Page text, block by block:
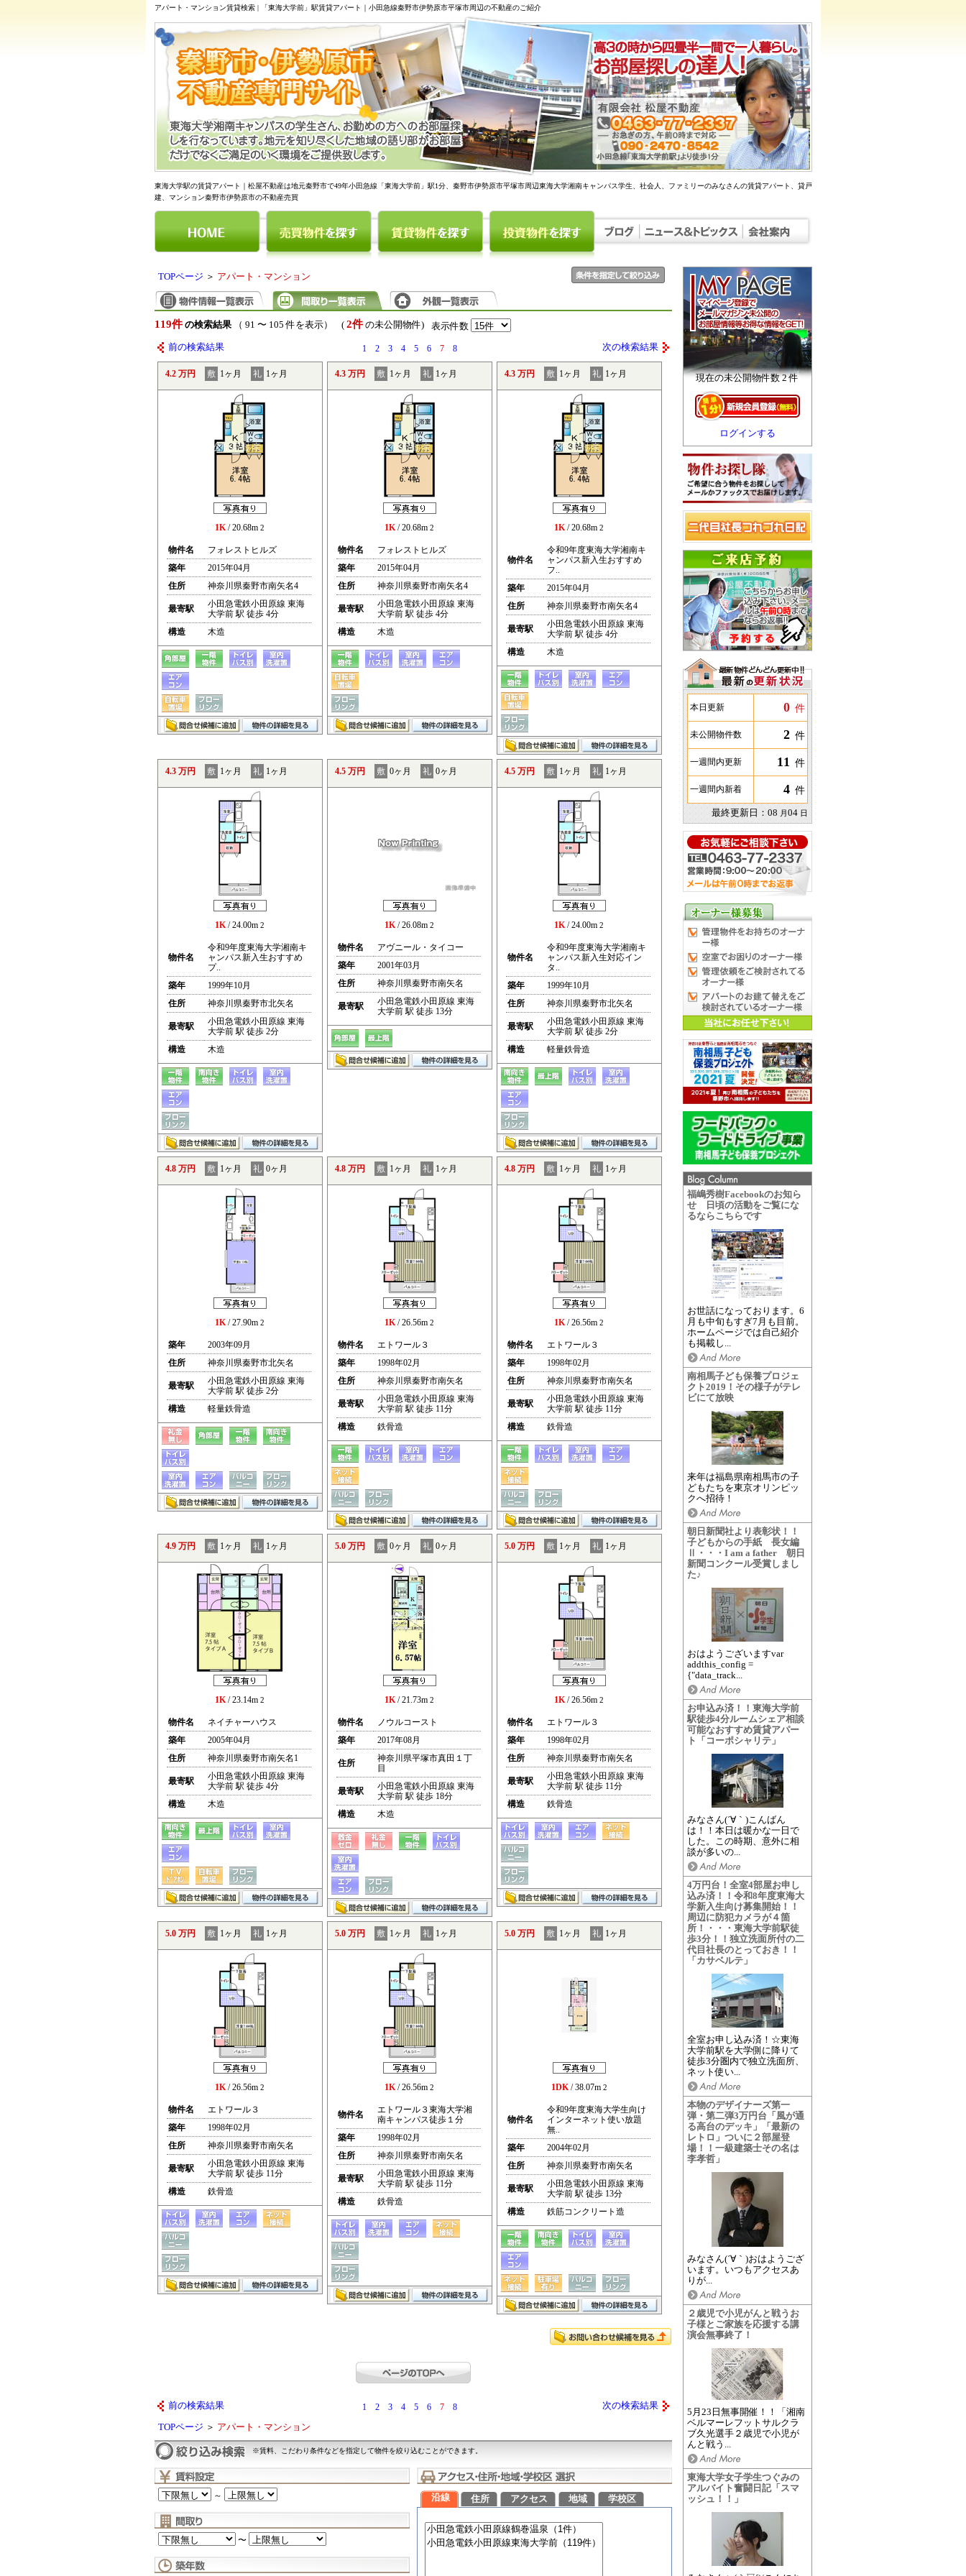
アパート・マンション賃貸検索 | 「東海大学前」駅賃貸アパート｜小田急線秦野市伊勢原市平塚市周辺の不動産のご紹介
東海大学駅の賃貸アパート｜松屋不動産は地元秦野市で49年小田急線「東海大学前」駅1分、秦野市伊勢原市平塚市周辺東海大学湘南キャンパス学生、社会人、ファミリーのみなさんの賃貸アパート、貸戸
建、マンション秦野市伊勢原市の不動産売買
現在の未公開物件数 2 件
ログインする
本日更新 0 件
未公開物件数 2 件
一週間内更新 11 件
一週間内新着 4 件
最終更新日：08 月04 日
福嶋秀樹Facebookのお知ら
せ 日頃の活動をご覧にな
るならこちらです
お世話になっております。6
月も中旬もすぎ7月も目前。
ホームページでは自己紹介
も掲載し...
南相馬子ども保養プロジェ
クト2019！その様子がテレ
ビにて放映
来年は福島県南相馬市の子
どもたちを東京オリンピッ
クへ招待！
朝日新聞社より表彰状！！
子どもからの手紙 長女編
Ⅱ・・・I am a father 朝日
新聞コンクール受賞しまし
た♪
おはようございますvar
addthis_config =
{"data_track...
お申込み済！！東海大学前
駅徒歩4分ルームシェア相談
可能なおすすめ賃貸アパー
ト「コーポシャリテ」
みなさん(´∀｀)こんばん
は！！本日は暖かな一日で
した。この時期、意外に相
談が多いの...
4万円台！全室4部屋お申し
込み済！！令和8年度東海大
学新入生向け募集開始！！
周辺に防犯カメラが４箇
所！・・・東海大学前駅徒
歩3分！！独立洗面所付の二
代目社長のとっておき！！
「カサベルテ」
全室お申し込み済！☆東海
大学前駅を大学側に降りて
徒歩3分圏内で独立洗面所、
ネット使い...
本物のデザイナーズ第一
弾・第二弾3万円台「風が通
る高台のデッキ」「最新の
レトロ」ついに２部屋登
場！！一級建築士その名は
李孝哲」
みなさん(´∀｀)おはようござ
います。いつもアクセスあ
りが...
２歳児で小児がんと戦うお
子様とご家族を応援する講
演会無事終了！
5月23日無事開催！！「湘南
ベルマーレフットサルクラ
ブ久光選手２歳児で小児が
んと戦う...
東海大学女子学生つぐみの
アルバイト奮闘日記「スマ
ッシュ！！」
TOPページ ＞ アパート・マンション
119件 の検索結果（ 91 〜 105 件を表示） ( 2件の未公開物件) 表示件数
前の検索結果 1 2 3 4 5 6 7 8 次の検索結果
4.2 万円 敷 1ヶ月 礼 1ヶ月
1K/ 20.68m 2
物件名
フォレストヒルズ
築年
2015年04月
住所
神奈川県秦野市南矢名4
最寄駅
小田急電鉄小田原線 東海
大学前 駅 徒歩 4分
構造
木造
4.3 万円 敷 1ヶ月 礼 1ヶ月
1K/ 20.68m 2
物件名
フォレストヒルズ
築年
2015年04月
住所
神奈川県秦野市南矢名4
最寄駅
小田急電鉄小田原線 東海
大学前 駅 徒歩 4分
構造
木造
4.3 万円 敷 1ヶ月 礼 1ヶ月
1K/ 20.68m 2
物件名
令和9年度東海大学湘南キ
ャンパス新入生おすすめ
フ..
築年
2015年04月
住所
神奈川県秦野市南矢名4
最寄駅
小田急電鉄小田原線 東海
大学前 駅 徒歩 4分
構造
木造
4.3 万円 敷 1ヶ月 礼 1ヶ月
1K/ 24.00m 2
物件名
令和9年度東海大学湘南キ
ャンパス新入生おすすめ
プ..
築年
1999年10月
住所
神奈川県秦野市北矢名
最寄駅
小田急電鉄小田原線 東海
大学前 駅 徒歩 2分
構造
木造
4.5 万円 敷 0ヶ月 礼 0ヶ月
1K/ 26.08m 2
物件名
アヴニール・タイコー
築年
2001年03月
住所
神奈川県秦野市南矢名
最寄駅
小田急電鉄小田原線 東海
大学前 駅 徒歩 13分
4.5 万円 敷 1ヶ月 礼 1ヶ月
1K/ 24.00m 2
物件名
令和9年度東海大学湘南キ
ャンパス新入生対応イン
タ..
築年
1999年10月
住所
神奈川県秦野市北矢名
最寄駅
小田急電鉄小田原線 東海
大学前 駅 徒歩 2分
構造
軽量鉄骨造
4.8 万円 敷 1ヶ月 礼 0ヶ月
1K/ 27.90m 2
築年
2003年09月
住所
神奈川県秦野市北矢名
最寄駅
小田急電鉄小田原線 東海
大学前 駅 徒歩 2分
構造
軽量鉄骨造
4.8 万円 敷 1ヶ月 礼 1ヶ月
1K/ 26.56m 2
物件名
エトワール３
築年
1998年02月
住所
神奈川県秦野市南矢名
最寄駅
小田急電鉄小田原線 東海
大学前 駅 徒歩 11分
構造
鉄骨造
4.8 万円 敷 1ヶ月 礼 1ヶ月
1K/ 26.56m 2
物件名
エトワール３
築年
1998年02月
住所
神奈川県秦野市南矢名
最寄駅
小田急電鉄小田原線 東海
大学前 駅 徒歩 11分
構造
鉄骨造
4.9 万円 敷 1ヶ月 礼 1ヶ月
1K/ 23.14m 2
物件名
ネイチャーハウス
築年
2005年04月
住所
神奈川県秦野市南矢名1
最寄駅
小田急電鉄小田原線 東海
大学前 駅 徒歩 4分
構造
木造
5.0 万円 敷 0ヶ月 礼 0ヶ月
1K/ 21.73m 2
物件名
ノウルコースト
築年
2017年08月
住所
神奈川県平塚市真田１丁
目
最寄駅
小田急電鉄小田原線 東海
大学前 駅 徒歩 18分
構造
木造
5.0 万円 敷 1ヶ月 礼 1ヶ月
1K/ 26.56m 2
物件名
エトワール３
築年
1998年02月
住所
神奈川県秦野市南矢名
最寄駅
小田急電鉄小田原線 東海
大学前 駅 徒歩 11分
構造
鉄骨造
5.0 万円 敷 1ヶ月 礼 1ヶ月
1K/ 26.56m 2
物件名
エトワール３
築年
1998年02月
住所
神奈川県秦野市南矢名
最寄駅
小田急電鉄小田原線 東海
大学前 駅 徒歩 11分
構造
鉄骨造
5.0 万円 敷 1ヶ月 礼 1ヶ月
1K/ 26.56m 2
物件名
エトワール３東海大学湘
南キャンパス徒歩１分
築年
1998年02月
住所
神奈川県秦野市南矢名
最寄駅
小田急電鉄小田原線 東海
大学前 駅 徒歩 11分
構造
鉄骨造
5.0 万円 敷 1ヶ月 礼 1ヶ月
1DK/ 38.07m 2
物件名
令和9年度東海大学生向け
インターネット使い放題
無..
築年
2004年02月
住所
神奈川県秦野市南矢名
最寄駅
小田急電鉄小田原線 東海
大学前 駅 徒歩 13分
構造
鉄筋コンクリート造
前の検索結果 1 2 3 4 5 6 7 8 次の検索結果
TOPページ ＞ アパート・マンション
※賃料、こだわり条件などを指定して物件を絞り込むことができます。
～
〜
沿線 住所 アクセス 地域 学校区